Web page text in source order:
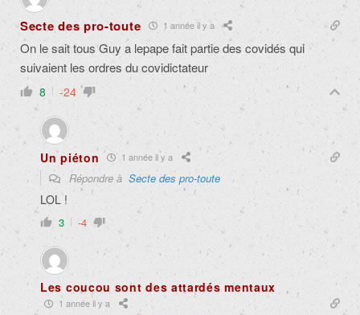
Secte des pro-toute 1 année il y a
On le sait tous Guy a lepape fait partie des covidés qui
suivaient les ordres du covidictateur
8 -24
Un piéton 1 année il y a
Répondre à Secte des pro-toute
LOL !
3 -4
Les coucou sont des attardés mentaux
1 année il y a